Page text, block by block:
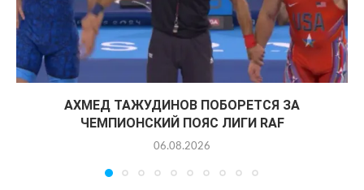
АХМЕД ТАЖУДИНОВ ПОБОРЕТСЯ ЗА
ЧЕМПИОНСКИЙ ПОЯС ЛИГИ RAF
06.08.2026